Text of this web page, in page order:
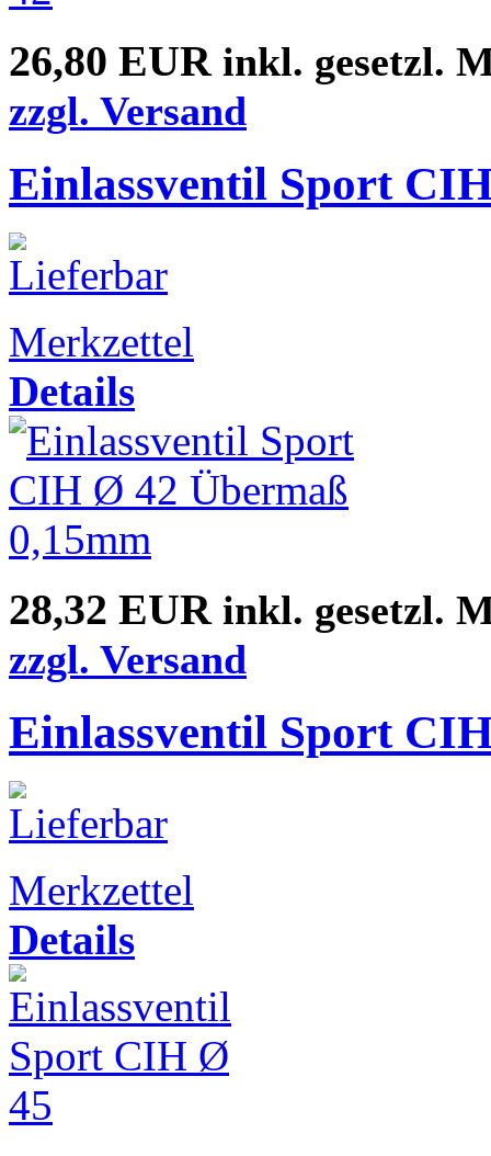
26,80 EUR inkl. gesetzl.
zzgl. Versand
Einlassventil Sport
Merkzettel
Details
28,32 EUR inkl. gesetzl.
zzgl. Versand
Einlassventil Sport
Merkzettel
Details